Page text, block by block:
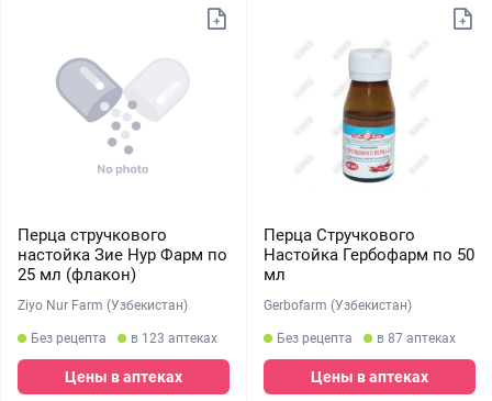
Перца стручкового
настойка Зие Нур Фарм по
25 мл (флакон)
Ziyo Nur Farm (Узбекистан)
Без рецепта в 123 аптеках
Цены в аптеках
Перца Стручкового
Настойка Гербофарм по 50
мл
Gerbofarm (Узбекистан)
Без рецепта в 87 аптеках
Цены в аптеках